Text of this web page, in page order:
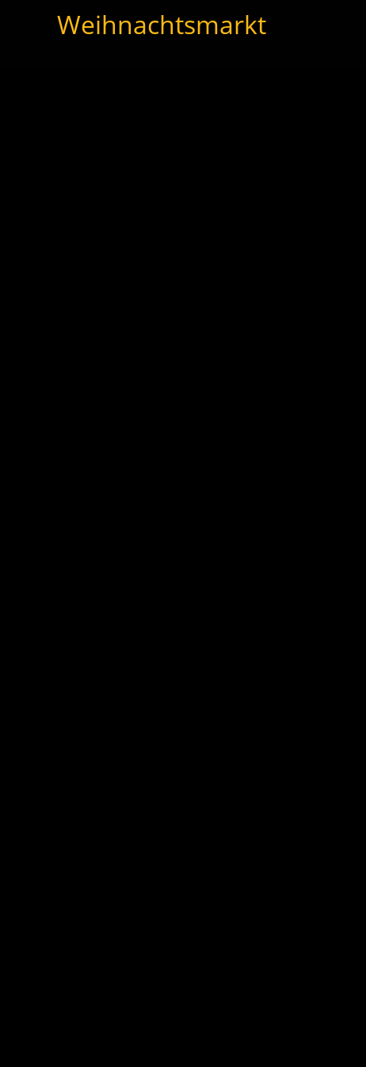
Weihnachtsmarkt